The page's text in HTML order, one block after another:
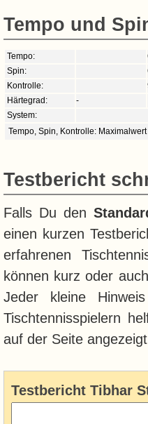
Tempo und
Tempo:
Spin:
Kontrolle:
Härtegrad:
-
System:
Tempo, Spin, Kontrolle:
Testbericht
Falls Du den
einen kurzen
erfahrenen
können kurz oder
Jeder kleine
Tischtennisspielern
auf der Seite
Testbericht Tibhar